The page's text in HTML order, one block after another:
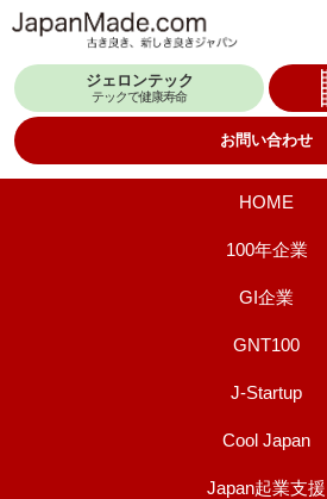
テ
ジェロンテック
テックで健康寿命
お問い合わせ
HOME
100年企業
GI企業
GNT100
J-Startup
Cool Japan
Japan起業支援